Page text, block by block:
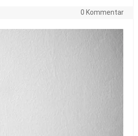
0 Kommentar